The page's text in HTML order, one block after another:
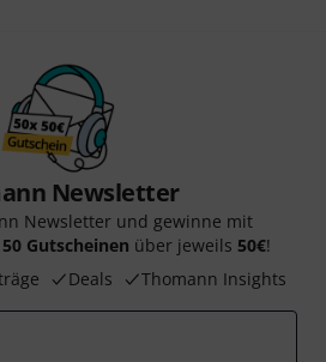
Newsletter
Newsletter und gewinne mit
50 Gutscheinen über jeweils 50€!
Deals Thomann Insights